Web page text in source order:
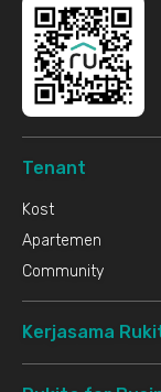
Tenant
Kost
Apartemen
Community
Kerjasama